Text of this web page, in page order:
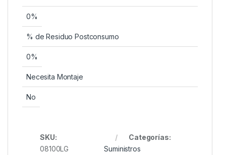
0%
% de Residuo Postconsumo
0%
Necesita Montaje
No
SKU:
08100LG
Categorías:
Suministros